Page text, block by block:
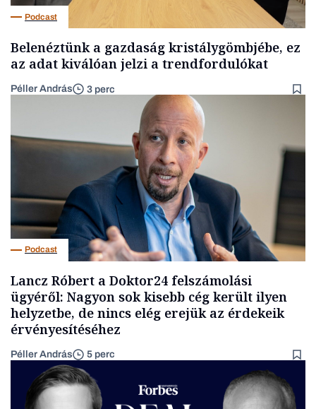
Podcast
Belenéztünk a gazdaság kristálygömbjébe, ez
az adat kiválóan jelzi a trendfordulókat
Péller András 3 perc
Podcast
Lancz Róbert a Doktor24 felszámolási
ügyéről: Nagyon sok kisebb cég került ilyen
helyzetbe, de nincs elég erejük az érdekeik
érvényesítéséhez
Péller András 5 perc